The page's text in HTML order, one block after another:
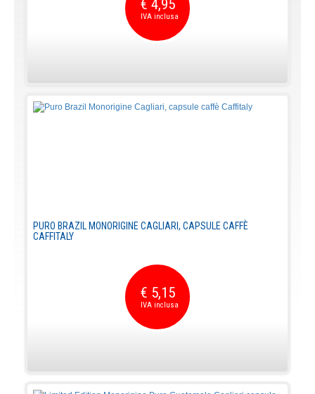
€ 4,95
PURO BRAZIL MONORIGINE CAGLIARI, CAPSULE CAFFÈ
CAFFITALY
€ 5,15